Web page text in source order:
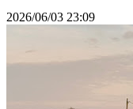
2026/06/03 23:09